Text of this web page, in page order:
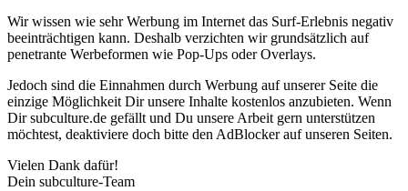
Wir wissen wie sehr Werbung im Internet das Surf-Erlebnis negativ
beeinträchtigen kann. Deshalb verzichten wir grundsätzlich auf
penetrante Werbeformen wie Pop-Ups oder Overlays.
Jedoch sind die Einnahmen durch Werbung auf unserer Seite die
einzige Möglichkeit Dir unsere Inhalte kostenlos anzubieten. Wenn
Dir subculture.de gefällt und Du unsere Arbeit gern unterstützen
möchtest, deaktiviere doch bitte den AdBlocker auf unseren Seiten.
Vielen Dank dafür!
Dein subculture-Team